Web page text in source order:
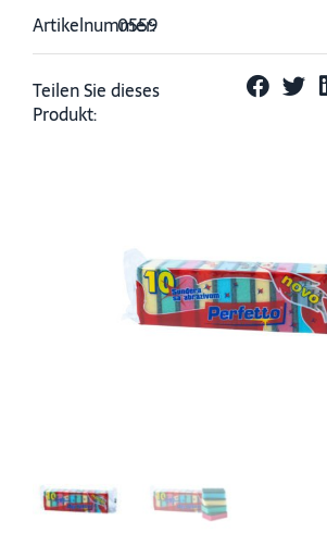
Artikelnummer:
0559
Teilen Sie dieses
Produkt: